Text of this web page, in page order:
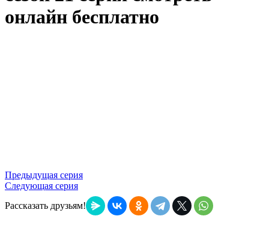
онлайн бесплатно
Предыдущая серия
Следующая серия
Рассказать друзьям!